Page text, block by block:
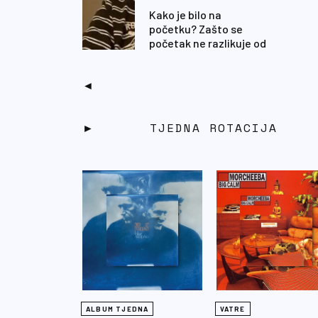
Kako je bilo na
početku? Zašto se
početak ne razlikuje od
TJEDNA ROTACIJA
ALBUM TJEDNA VATRE